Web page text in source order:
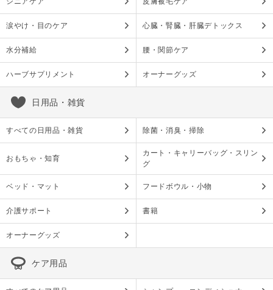
涙やけ・目のケア 心臓・腎臓・肝臓デトックス
水分補給 腰・関節ケア
ハーブサプリメント オーナーグッズ
日用品・雑貨
すべての日用品・雑貨 除菌・消臭・掃除
おもちゃ・知育
カート・キャリーバッグ・スリン
グ
ベッド・マット フードボウル・小物
介護サポート 書籍
オーナーグッズ
ケア用品